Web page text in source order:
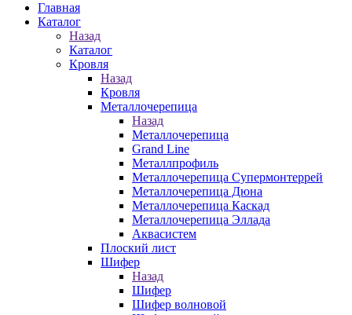
Главная
Каталог
Назад
Каталог
Кровля
Назад
Кровля
Металлочерепица
Назад
Металлочерепица
Grand Line
Металлпрофиль
Металлочерепица Супермонтеррей
Металлочерепица Дюна
Металлочерепица Каскад
Металлочерепица Эллада
Аквасистем
Плоский лист
Шифер
Назад
Шифер
Шифер волновой